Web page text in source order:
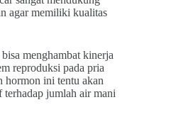
agar memiliki kualitas
menghambat kinerja
reproduksi pada pria
hormon ini tentu akan
terhadap jumlah air mani